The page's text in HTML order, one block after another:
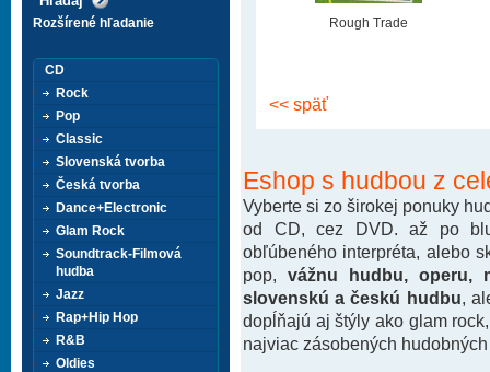
Rough Trade
<< späť
Eshop s hudbou z
Vyberte si zo širokej ponuky
od CD, cez DVD. až po
obľúbeného interpréta, alebo
pop, vážnu hudbu, operu,
slovenskú a českú hudbu ,
dopĺňajú aj štýly ako glam
najviac zásobených
Rozšírené hľadanie
CD
Rock
Pop
Classic
Slovenská tvorba
Česká tvorba
Dance+Electronic
Glam Rock
Soundtrack-Filmová
hudba
Jazz
Rap+Hip Hop
R&B
Oldies